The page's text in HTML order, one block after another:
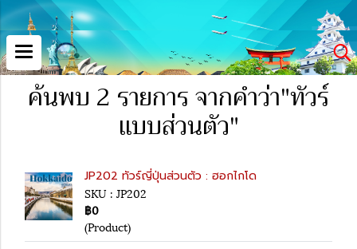
ค้นพบ 2 รายการ จากคำว่า"ทัวร์
แบบส่วนตัว"
JP202 ทัวร์ญี่ปุ่นส่วนตัว : ฮอกไกโด
SKU : JP202
฿0
(Product)